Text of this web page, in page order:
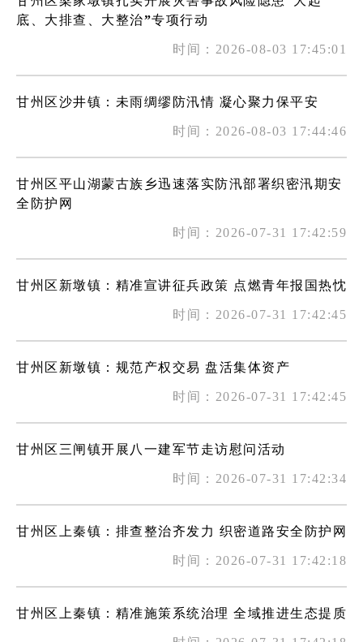
底、大排查、大整治”专项行动
时间：2026-08-03 17:45:01
甘州区沙井镇：未雨绸缪防汛情 凝心聚力保平安
时间：2026-08-03 17:44:46
甘州区平山湖蒙古族乡迅速落实防汛部署织密汛期安
全防护网
时间：2026-07-31 17:42:59
甘州区新墩镇：精准宣讲征兵政策 点燃青年报国热忱
时间：2026-07-31 17:42:45
甘州区新墩镇：规范产权交易 盘活集体资产
时间：2026-07-31 17:42:45
甘州区三闸镇开展八一建军节走访慰问活动
时间：2026-07-31 17:42:34
甘州区上秦镇：排查整治齐发力 织密道路安全防护网
时间：2026-07-31 17:42:18
甘州区上秦镇：精准施策系统治理 全域推进生态提质